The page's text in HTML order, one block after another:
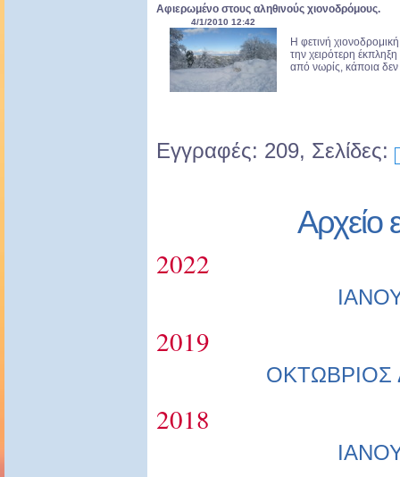
Αφιερωμένο στους αληθινούς χιονοδρόμους.
4/1/2010 12:42
Η φετινή
την χειρότερη
από νωρίς, κάποια
Εγγραφές: 209, Σελίδες:
Αρχείο
2022
2019
ΟΚΤΩΒΡΙΟΣ
2018